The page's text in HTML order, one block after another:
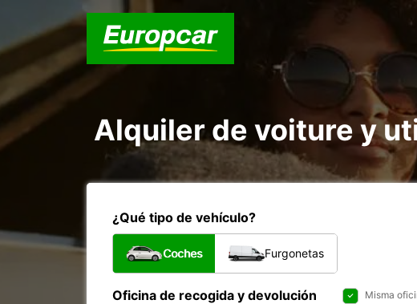
Alquiler de voiture y
¿Qué tipo de vehículo?
Coches Furgonetas
Oficina de recogida y devolución Misma